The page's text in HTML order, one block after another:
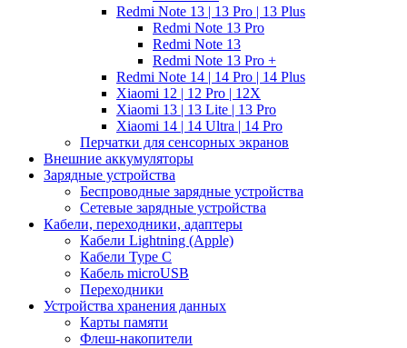
Redmi Note 13 | 13 Pro | 13 Plus
Redmi Note 13 Pro
Redmi Note 13
Redmi Note 13 Pro +
Redmi Note 14 | 14 Pro | 14 Plus
Xiaomi 12 | 12 Pro | 12X
Xiaomi 13 | 13 Lite | 13 Pro
Xiaomi 14 | 14 Ultra | 14 Pro
Перчатки для сенсорных экранов
Внешние аккумуляторы
Зарядные устройства
Беспроводные зарядные устройства
Сетевые зарядные устройства
Кабели, переходники, адаптеры
Кабели Lightning (Apple)
Кабели Type C
Кабель microUSB
Переходники
Устройства хранения данных
Карты памяти
Флеш-накопители